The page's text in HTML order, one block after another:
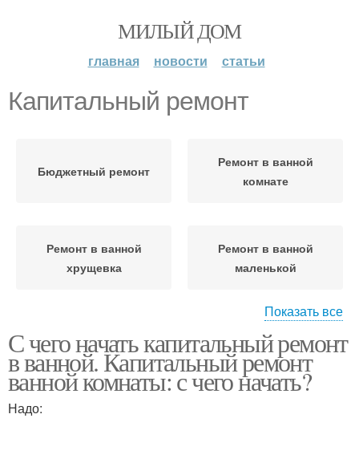
МИЛЫЙ ДОМ
главная новости статьи
Капитальный ремонт
Бюджетный ремонт
Ремонт в ванной
комнате
Ремонт в ванной
хрущевка
Ремонт в ванной
маленькой
ремонта
Материалы для
ремонта
Показать все
С чего начать капитальный ремонт
в ванной. Капитальный ремонт
ванной комнаты: с чего начать?
Надо: